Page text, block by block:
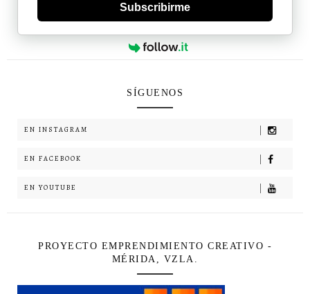
Subscribirme
SÍGUENOS
EN INSTAGRAM
EN FACEBOOK
EN YOUTUBE
PROYECTO EMPRENDIMIENTO CREATIVO -
MÉRIDA, VZLA.